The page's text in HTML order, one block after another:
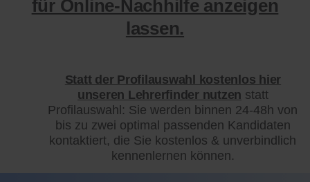
für Online-Nachhilfe anzeigen
lassen.
Statt der Profilauswahl kostenlos hier
unseren Lehrerfinder nutzen statt
Profilauswahl: Sie werden binnen 24-48h von
bis zu zwei optimal passenden Kandidaten
kontaktiert, die Sie kostenlos & unverbindlich
kennenlernen können.